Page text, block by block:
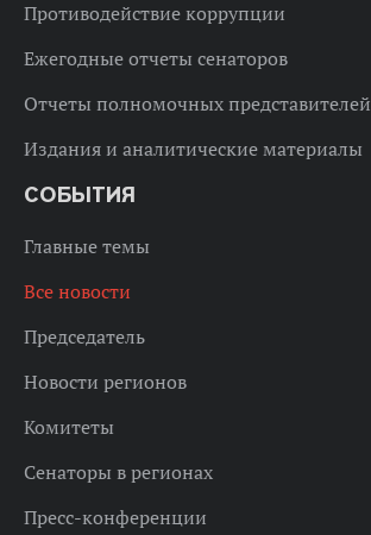
Противодействие коррупции
Ежегодные отчеты сенаторов
Отчеты полномочных представителей
Издания и аналитические материалы
СОБЫТИЯ
Главные темы
Все новости
Председатель
Новости регионов
Комитеты
Сенаторы в регионах
Пресс-конференции